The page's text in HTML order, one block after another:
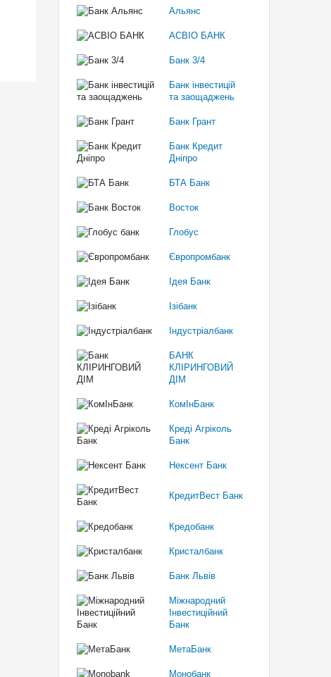
Альянс
АСВІО БАНК
Банк 3/4
Банк інвестицій
та заощаджень
Банк Грант
Банк Кредит
Дніпро
БТА Банк
Восток
Глобус
Європромбанк
Ідея Банк
Ізібанк
Індустріалбанк
БАНК
КЛІРИНГОВИЙ
ДІМ
КомІнБанк
Креді Агріколь
Банк
Нексент Банк
КредитВест Банк
Кредобанк
Кристалбанк
Банк Львів
Міжнародний
Інвестиційний
Банк
МетаБанк
Монобанк